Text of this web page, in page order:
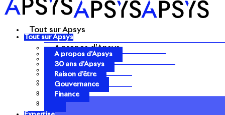
Tout sur Apsys
A propos d’Apsys
30 ans d’Apsys
Raison d’être
Gouvernance
Finance
Tout sur Apsys
A propos d’Apsys
30 ans d’Apsys
Raison d’être
Gouvernance
Finance